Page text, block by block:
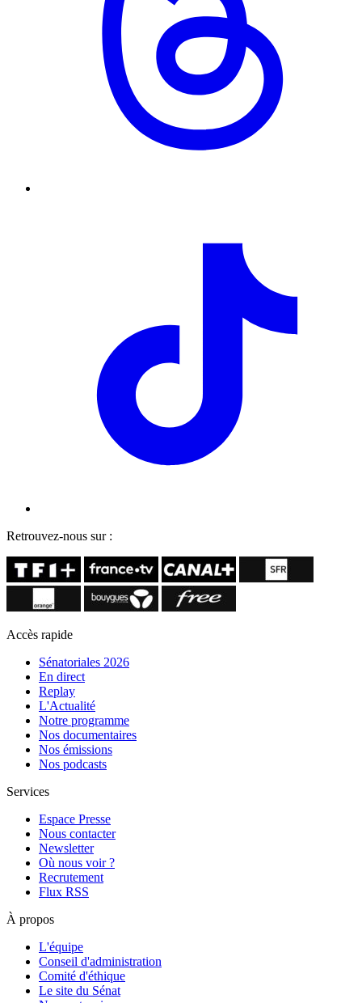
Retrouvez-nous sur :
Accès rapide
Sénatoriales 2026
En direct
Replay
L'Actualité
Notre programme
Nos documentaires
Nos émissions
Nos podcasts
Services
Espace Presse
Nous contacter
Newsletter
Où nous voir ?
Recrutement
Flux RSS
À propos
L'équipe
Conseil d'administration
Comité d'éthique
Le site du Sénat